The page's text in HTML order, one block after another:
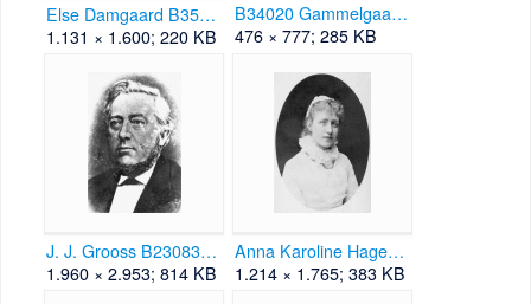
Else Damgaard B35371.jpg
1.131 × 1.600; 220 KB
B34020 Gammelgaard.png
476 × 777; 285 KB
J. J. Grooss B23083.jpg
1.960 × 2.953; 814 KB
Anna Karoline Hagerup B17034.jpg
1.214 × 1.765; 383 KB